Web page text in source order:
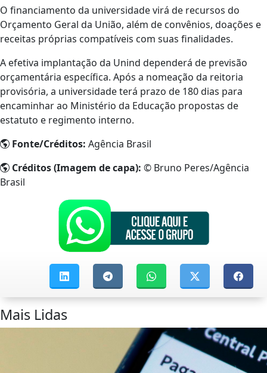
O financiamento da universidade virá de recursos do
Orçamento Geral da União, além de convênios, doações e
receitas próprias compatíveis com suas finalidades.
A efetiva implantação da Unind dependerá de previsão
orçamentária específica. Após a nomeação da reitoria
provisória, a universidade terá prazo de 180 dias para
encaminhar ao Ministério da Educação propostas de
estatuto e regimento interno.
Fonte/Créditos: Agência Brasil
Créditos (Imagem de capa): © Bruno Peres/Agência
Brasil
Mais Lidas